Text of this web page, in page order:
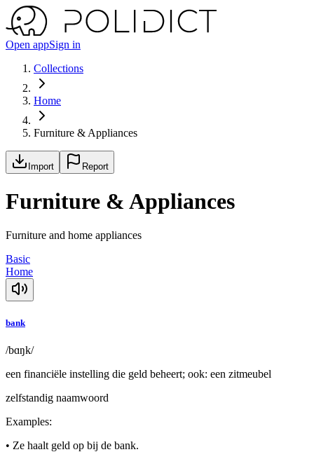
Open appSign in
Collections
Home
Furniture & Appliances
Import Report
Furniture & Appliances
Furniture and home appliances
Basic
Home
bank
/bɑŋk/
een financiële instelling die geld beheert; ook: een zitmeubel
zelfstandig naamwoord
Examples:
• Ze haalt geld op bij de bank.